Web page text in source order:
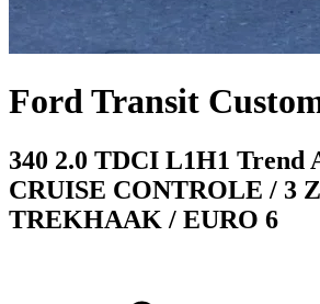
Ford Transit
340 2.0 TDCI L1H1 Trend
CRUISE CONTROLE / 3
TREKHAAK / EURO 6